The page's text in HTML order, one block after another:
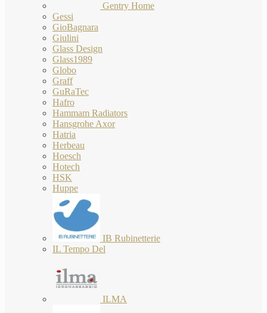
Gentry Home
Gessi
GioBagnara
Giulini
Glass Design
Glass1989
Globo
Graff
GuRaTec
Hafro
Hammam Radiators
Hansgrohe Axor
Hatria
Herbeau
Hoesch
Hotech
HSK
Huppe
IB Rubinetterie
IL Tempo Del
ILMA